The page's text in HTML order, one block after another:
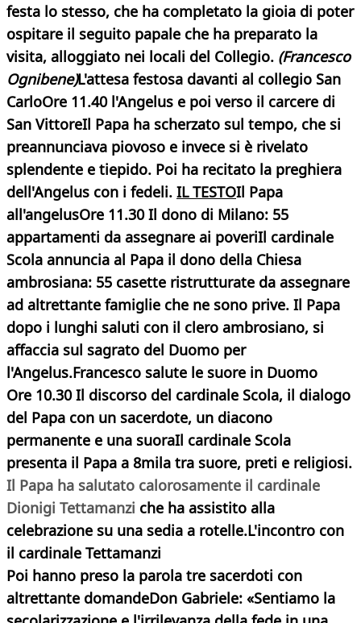
festa lo stesso, che ha completato la gioia di poter
ospitare il seguito papale che ha preparato la
visita, alloggiato nei locali del Collegio. (Francesco
Ognibene)L'attesa festosa davanti al collegio San
CarloOre 11.40 l'Angelus e poi verso il carcere di
San VittoreIl Papa ha scherzato sul tempo, che si
preannunciava piovoso e invece si è rivelato
splendente e tiepido. Poi ha recitato la preghiera
dell'Angelus con i fedeli. IL TESTOIl Papa
all'angelusOre 11.30 Il dono di Milano: 55
appartamenti da assegnare ai poveriIl cardinale
Scola annuncia al Papa il dono della Chiesa
ambrosiana: 55 casette ristrutturate da assegnare
ad altrettante famiglie che ne sono prive. Il Papa
dopo i lunghi saluti con il clero ambrosiano, si
affaccia sul sagrato del Duomo per
l'Angelus.Francesco salute le suore in Duomo
Ore 10.30 Il discorso del cardinale Scola, il dialogo
del Papa con un sacerdote, un diacono
permanente e una suoraIl cardinale Scola
presenta il Papa a 8mila tra suore, preti e religiosi.
Il Papa ha salutato calorosamente il cardinale
Dionigi Tettamanzi che ha assistito alla
celebrazione su una sedia a rotelle.L'incontro con
il cardinale Tettamanzi
Poi hanno preso la parola tre sacerdoti con
altrettante domandeDon Gabriele: «Sentiamo la